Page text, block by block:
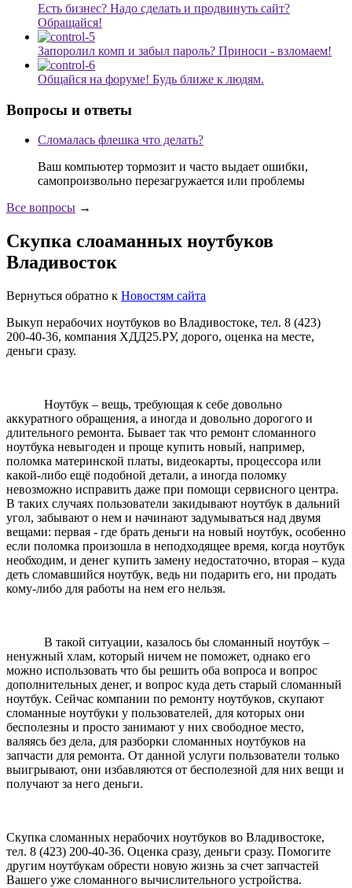
Есть бизнес? Надо сделать и продвинуть сайт?
Обращайся!
Запоролил комп и забыл пароль? Приноси - взломаем!
Общайся на форуме! Будь ближе к людям.
Вопросы и ответы
Сломалась флешка что делать?
Ваш компьютер тормозит и часто выдает ошибки,
самопроизвольно перезагружается или проблемы
Все вопросы →
Скупка слоаманных ноутбуков
Владивосток
Вернуться обратно к Новостям сайта
Выкуп нерабочих ноутбуков во Владивостоке, тел. 8 (423)
200-40-36, компания ХДД25.РУ, дорого, оценка на месте,
деньги сразу.
Ноутбук – вещь, требующая к себе довольно
аккуратного обращения, а иногда и довольно дорогого и
длительного ремонта. Бывает так что ремонт сломанного
ноутбука невыгоден и проще купить новый, например,
поломка материнской платы, видеокарты, процессора или
какой-либо ещё подобной детали, а иногда поломку
невозможно исправить даже при помощи сервисного центра.
В таких случаях пользователи закидывают ноутбук в дальний
угол, забывают о нем и начинают задумываться над двумя
вещами: первая - где брать деньги на новый ноутбук, особенно
если поломка произошла в неподходящее время, когда ноутбук
необходим, и денег купить замену недостаточно, вторая – куда
деть сломавшийся ноутбук, ведь ни подарить его, ни продать
кому-либо для работы на нем его нельзя.
В такой ситуации, казалось бы сломанный ноутбук –
ненужный хлам, который ничем не поможет, однако его
можно использовать что бы решить оба вопроса и вопрос
дополнительных денег, и вопрос куда деть старый сломанный
ноутбук. Сейчас компании по ремонту ноутбуков, скупают
сломанные ноутбуки у пользователей, для которых они
бесполезны и просто занимают у них свободное место,
валяясь без дела, для разборки сломанных ноутбуков на
запчасти для ремонта. От данной услуги пользователи только
выигрывают, они избавляются от бесполезной для них вещи и
получают за него деньги.
Скупка сломанных нерабочих ноутбуков во Владивостоке,
тел. 8 (423) 200-40-36. Оценка сразу, деньги сразу. Помогите
другим ноутбукам обрести новую жизнь за счет запчастей
Вашего уже сломанного вычислительного устройства.